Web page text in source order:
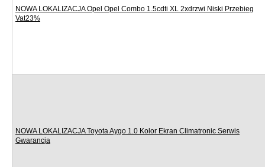
NOWA LOKALIZACJA Opel Opel Combo 1.5cdti XL 2xdrzwi Niski Przebieg
Vat23%
NOWA LOKALIZACJA Toyota Aygo 1.0 Kolor Ekran Climatronic Serwis
Gwarancja